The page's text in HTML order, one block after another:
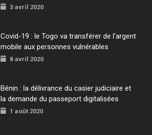
3 avril 2020
Covid-19 : le Togo va transférer de l’argent
mobile aux personnes vulnérables
8 avril 2020
Bénin : la délivrance du casier judiciaire et
la demande du passeport digitalisées
1 août 2020